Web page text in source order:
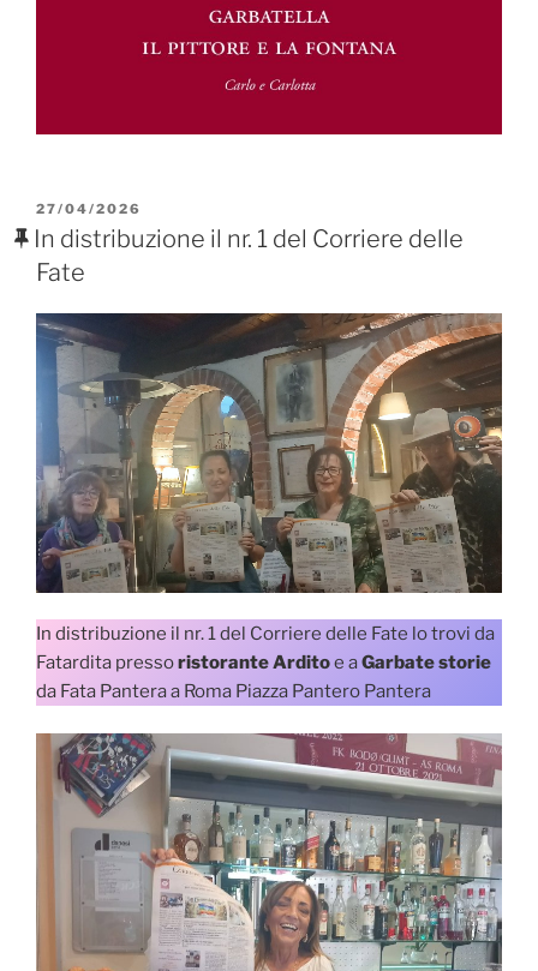
PUBBLICATO
IL
27/04/2026
In distribuzione il nr. 1 del Corriere delle
Fate
In distribuzione il nr. 1 del Corriere delle Fate lo trovi da
Fatardita pressoristorante Arditoe aGarbate storie
da Fata Pantera a Roma Piazza Pantero Pantera